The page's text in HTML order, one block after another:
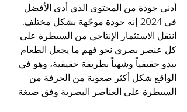
أدنى جودة من المحتوى الذي أدى الأفضل
في 2024. إنه جودة موجّهة بشكل مختلف.
انتقل الاستثمار الإنتاجي من السيطرة على
كل عنصر بصري نحو فهم ما يجعل الطعام
يبدو حقيقياً وشهياً بطريقة حقيقية، وهو في
الواقع شكل أكثر صعوبة من الحرفة من
السيطرة على العناصر البصرية وفق صيغة.